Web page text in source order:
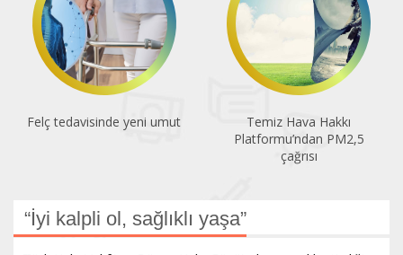
Felç tedavisinde yeni umut
Temiz Hava Hakkı
Platformu’ndan PM2,5
çağrısı
“İyi kalpli ol, sağlıklı yaşa”